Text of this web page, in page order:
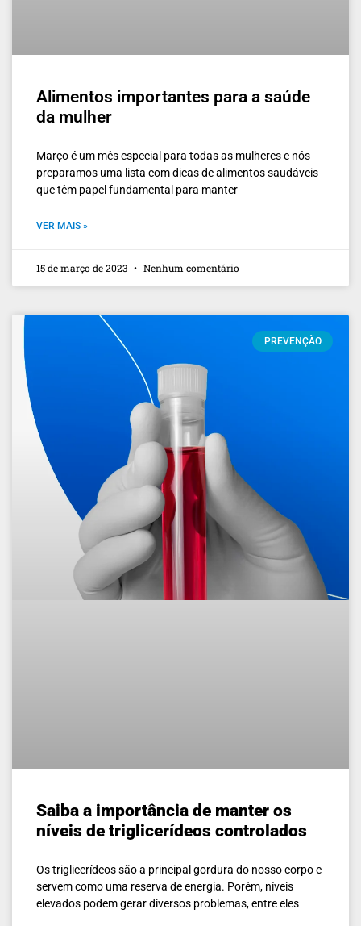
Alimentos importantes para a saúde
da mulher
Março é um mês especial para todas as mulheres e nós
preparamos uma lista com dicas de alimentos saudáveis
que têm papel fundamental para manter
VER MAIS »
15 de março de 2023 Nenhum comentário
PREVENÇÃO
Saiba a importância de manter os
níveis de triglicerídeos controlados
Os triglicerídeos são a principal gordura do nosso corpo e
servem como uma reserva de energia. Porém, níveis
elevados podem gerar diversos problemas, entre eles